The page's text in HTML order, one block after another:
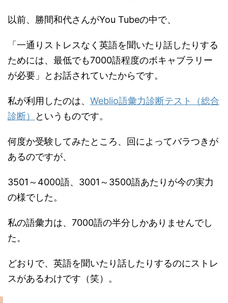
以前、勝間和代さんがYou Tubeの中で、
「一通りストレスなく英語を聞いたり話したりする
ためには、最低でも7000語程度のボキャブラリー
が必要」とお話されていたからです。
私が利用したのは、 Weblio語彙力診断テスト（総合
診断）
というものです。
何度か受験してみたところ、回によってバラつきが
あるのですが、
3501～4000語、3001～3500語あたりが今の実力
の様でした。
私の語彙力は、7000語の半分しかありませんでし
た。
どおりで、英語を聞いたり話したりするのにストレ
スがあるわけです（笑）。